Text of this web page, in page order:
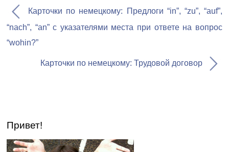
Карточки по немецкому: Предлоги “in”, “zu”, “auf”,
“nach”, “an” с указателями места при ответе на вопрос
“wohin?”
Карточки по немецкому: Трудовой договор
Привет!